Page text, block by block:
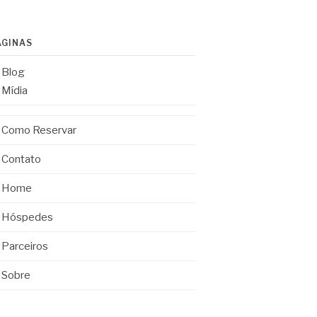
Blog
Mídia
Como Reservar
Contato
Home
Hóspedes
Parceiros
Sobre